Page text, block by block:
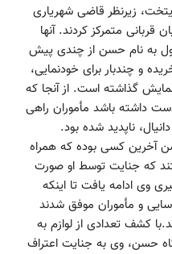
زیرنظر قاضی شهریاری
متمرکز کردند. آنها
به نام حسن از چندی پیش
و چندبار برای خود‌نمایی،
گذاشته است. از آنجا که
داشته باشد مأموران راهی
ناپدید شده بود.
آخرین کسی بوده که همراه
که جنایت توسط او صورت
وی ادامه یافت تا اینکه
و مأموران موفق شدند
کشف تعدادی از لوازم به
حسن، وی به جنایت اعتراف